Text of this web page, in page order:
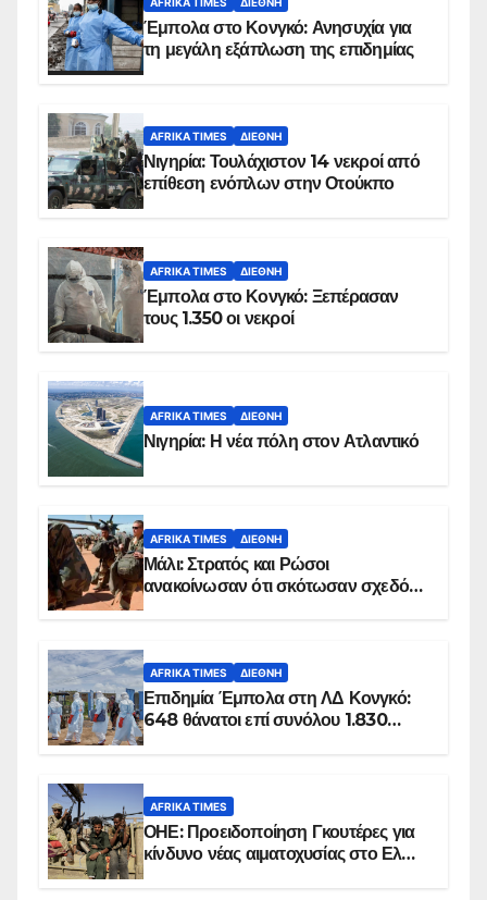
Έμπολα στο Κονγκό: Ανησυχία για
τη μεγάλη εξάπλωση της επιδημίας
AFRIKA TIMES ΔΙΕΘΝΉ
Νιγηρία: Τουλάχιστον 14 νεκροί από
επίθεση ενόπλων στην Οτούκπο
AFRIKA TIMES ΔΙΕΘΝΉ
Έμπολα στο Κονγκό: Ξεπέρασαν
τους 1.350 οι νεκροί
AFRIKA TIMES ΔΙΕΘΝΉ
Νιγηρία: Η νέα πόλη στον Ατλαντικό
AFRIKA TIMES ΔΙΕΘΝΉ
Μάλι: Στρατός και Ρώσοι
ανακοίνωσαν ότι σκότωσαν σχεδόν
AFRIKA TIMES ΔΙΕΘΝΉ
Επιδημία Έμπολα στη ΛΔ Κονγκό:
648 θάνατοι επί συνόλου 1.830
AFRIKA TIMES
ΟΗΕ: Προειδοποίηση Γκουτέρες για
κίνδυνο νέας αιματοχυσίας στο Ελ